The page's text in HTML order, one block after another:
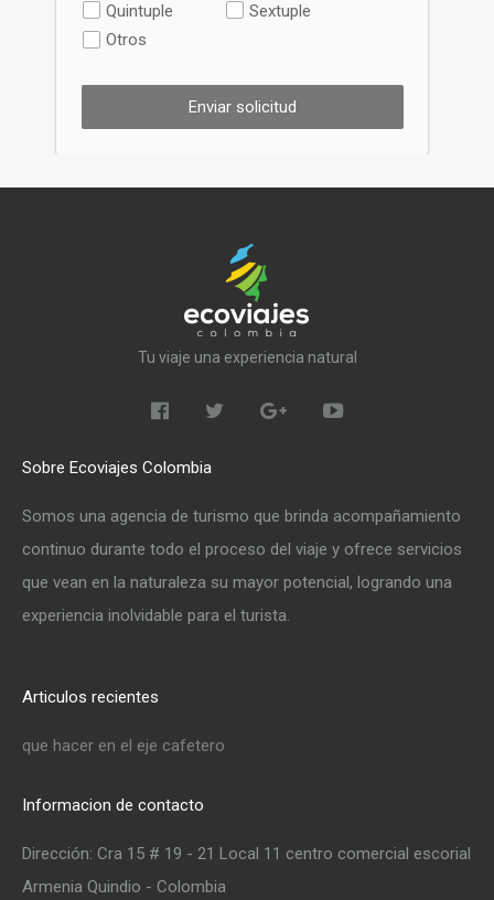
Quintuple
Sextuple
Otros
Enviar solicitud
Tu viaje una experiencia natural
Sobre Ecoviajes Colombia
Somos una agencia de turismo que brinda acompañamiento
continuo durante todo el proceso del viaje y ofrece servicios
que vean en la naturaleza su mayor potencial, logrando una
experiencia inolvidable para el turista.
Articulos recientes
que hacer en el eje cafetero
Informacion de contacto
Dirección: Cra 15 # 19 - 21 Local 11 centro comercial escorial
Armenia Quindio - Colombia